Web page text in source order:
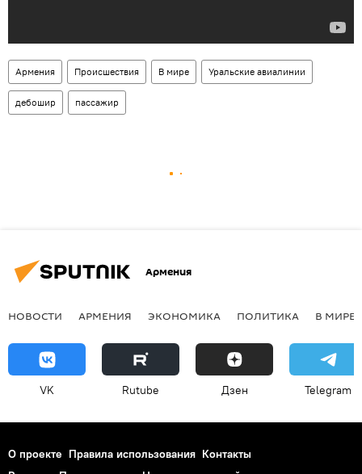
Армения Происшествия В мире Уральские авиалинии
дебошир пассажир
Армения
НОВОСТИ АРМЕНИЯ ЭКОНОМИКА ПОЛИТИКА В МИРЕ
VK Rutube Дзен Telegram
О проекте Правила использования Контакты